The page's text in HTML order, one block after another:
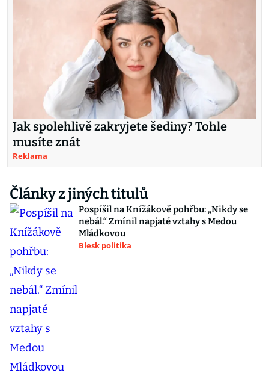
Jak spolehlivě zakryjete šediny? Tohle
musíte znát
Reklama
Články z jiných titulů
Pospíšil na Knížákově pohřbu: „Nikdy se
nebál.“ Zmínil napjaté vztahy s Medou
Mládkovou
Blesk politika